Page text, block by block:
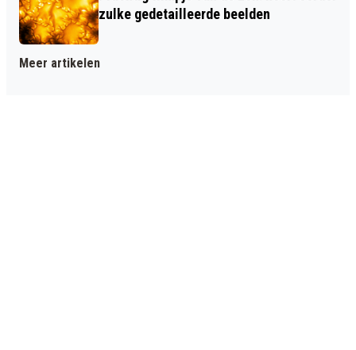
zulke gedetailleerde beelden
Meer artikelen